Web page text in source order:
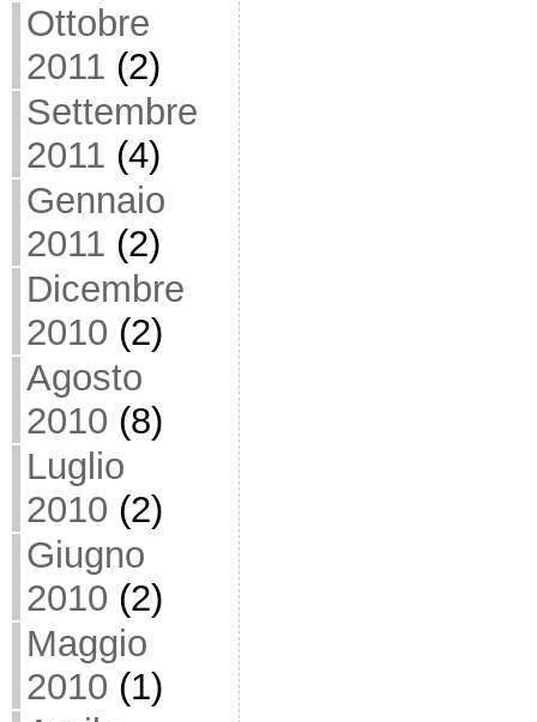
Ottobre
2011 (2)
Settembre
2011 (4)
Gennaio
2011 (2)
Dicembre
2010 (2)
Agosto
2010 (8)
Luglio
2010 (2)
Giugno
2010 (2)
Maggio
2010 (1)